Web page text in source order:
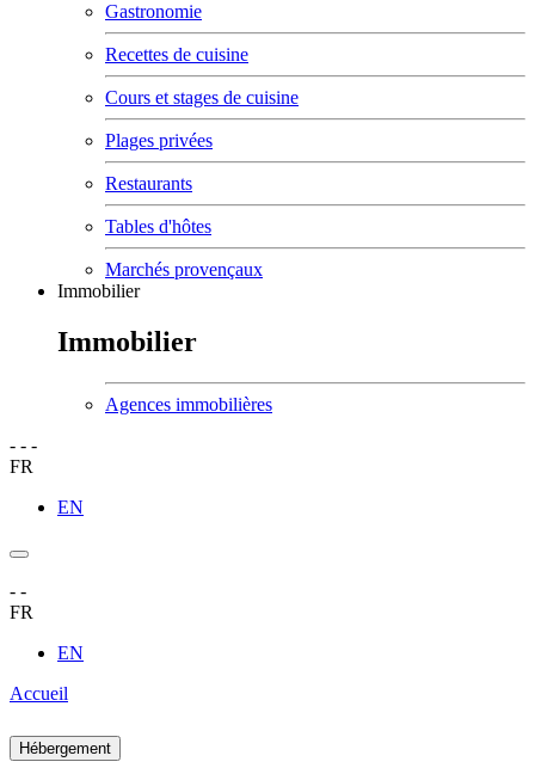
Gastronomie
Recettes de cuisine
Cours et stages de cuisine
Plages privées
Restaurants
Tables d'hôtes
Marchés provençaux
Immobilier
Immobilier
Agences immobilières
- - -
FR
EN
- -
FR
EN
Accueil
Hébergement